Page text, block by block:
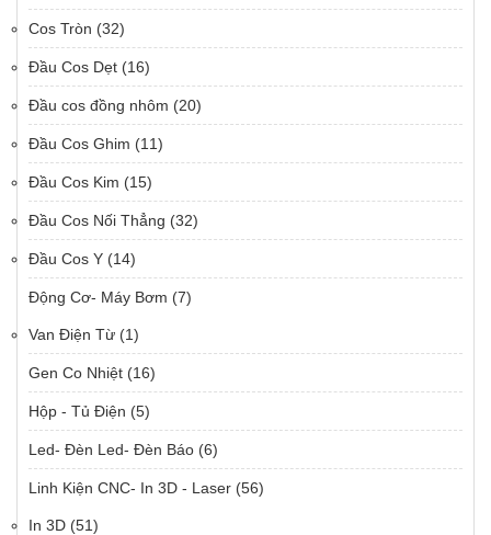
Cos Tròn (32)
Đầu Cos Dẹt (16)
Đầu cos đồng nhôm (20)
Đầu Cos Ghim (11)
Đầu Cos Kim (15)
Đầu Cos Nối Thẳng (32)
Đầu Cos Y (14)
Động Cơ- Máy Bơm (7)
Van Điện Từ (1)
Gen Co Nhiệt (16)
Hộp - Tủ Điện (5)
Led- Đèn Led- Đèn Báo (6)
Linh Kiện CNC- In 3D - Laser (56)
In 3D (51)